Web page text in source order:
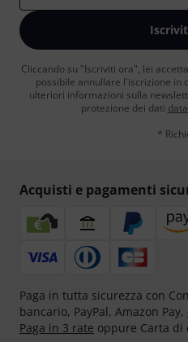
Cliccando su "Iscriviti ora", lei
possibile annullare l'iscrizione in
ulteriori informazioni sulla
protezione dei dati
*
Acquisti e pagamenti
Paga in tutta sicurezza con
bancario, PayPal, Amazon Pay,
Paga in 3 rate oppure Carta di